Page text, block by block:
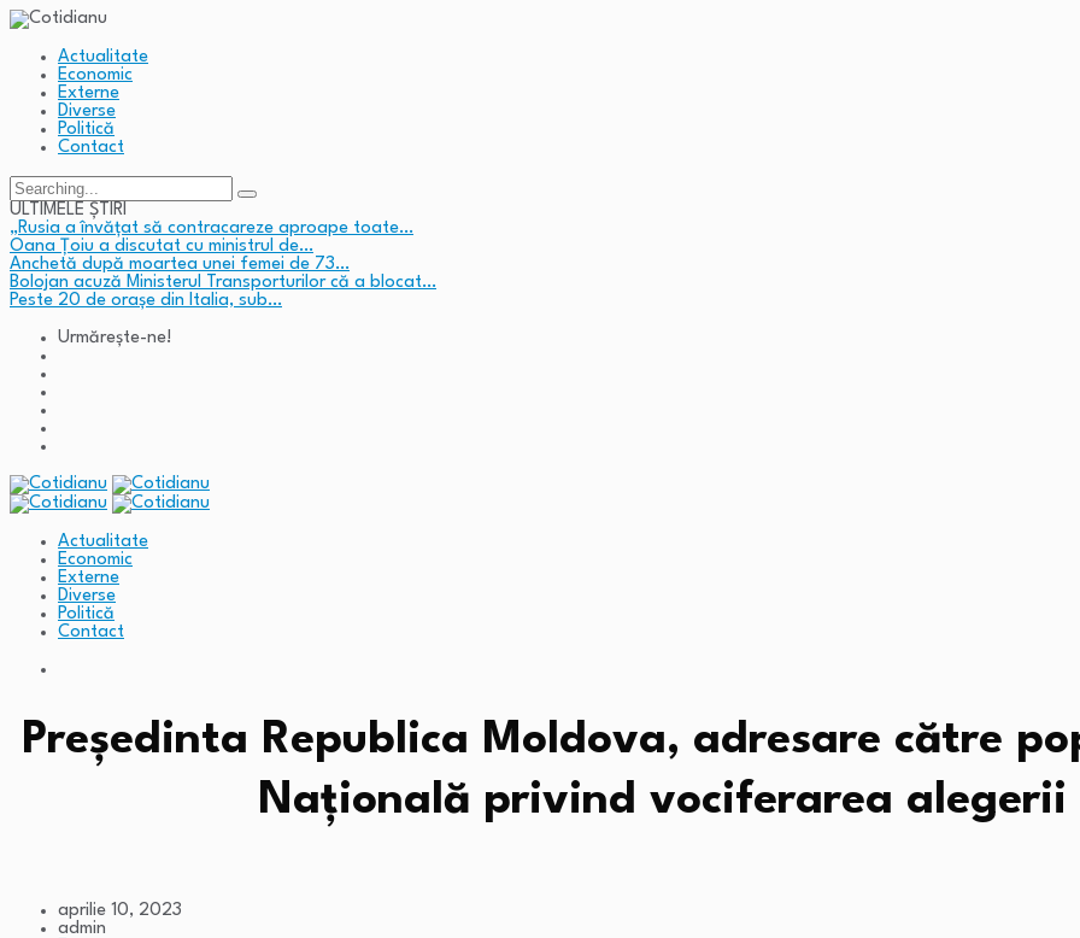
Actualitate
Economic
Externe
Diverse
Politică
Contact
Search
for:
ULTIMELE ȘTIRI
„Rusia a învățat să contracareze aproape toate…
Oana Țoiu a discutat cu ministrul de…
Anchetă după moartea unei femei de 73…
Bolojan acuză Ministerul Transporturilor că a blocat…
Peste 20 de orașe din Italia, sub…
Urmărește-ne!
Actualitate
Economic
Externe
Diverse
Politică
Contact
Președinta Republica Moldova, adresare către
Națională privind vociferarea alegerii
aprilie 10, 2023
admin